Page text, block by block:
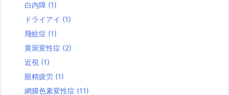
白内障 (1)
ドライアイ (1)
飛蚊症 (1)
黄斑変性症 (2)
近視 (1)
眼精疲労 (1)
網膜色素変性症 (11)